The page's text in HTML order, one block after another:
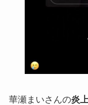
華瀬まいさんの炎